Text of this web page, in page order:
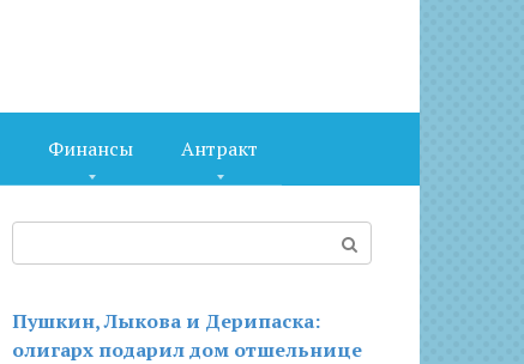
Финансы Антракт
Пушкин, Лыкова и Дерипаска:
олигарх подарил дом отшельнице